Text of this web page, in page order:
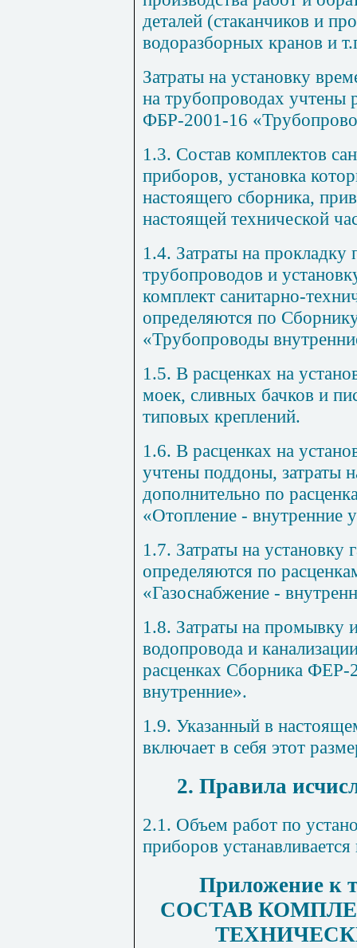
деталей (стаканчиков и
водоразборных кранов и
Затраты на установку
на трубопроводах учтены
ФБР-2001-16
1.3. Состав комплектов
приборов, установка
настоящего сборника,
настоящей технической
1.4. Затраты на
трубопроводов и
комплект санитарно-
определяются по
«Трубопроводы
1.5. В расценках на
моек, сливных бачков и
типовых креплений.
1.6. В расценках на
учтены поддоны, затраты
дополнительно по
«Отопление - внутренние
1.7. Затраты на установку
определяются по
«Газоснабжение -
1.8. Затраты на промывку
водопровода и
расценках Сборника
внутренние».
1.9. Указанный в
включает в себя этот
2. Правила
2.1. Объем работ по
приборов
Приложение к
СОСТАВ